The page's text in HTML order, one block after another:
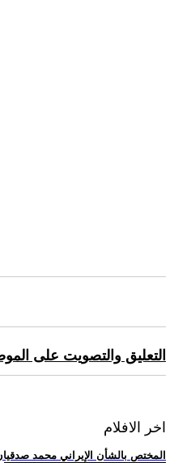
التعليق والتصويت على
اخر الافلام
.. المختص بالشأن الإيراني محمد